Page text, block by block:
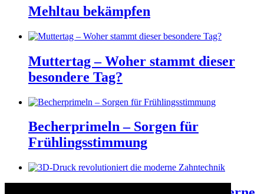
Mehltau bekämpfen
Muttertag – Woher stammt dieser
besondere Tag?
Becherprimeln – Sorgen für
Frühlingsstimmung